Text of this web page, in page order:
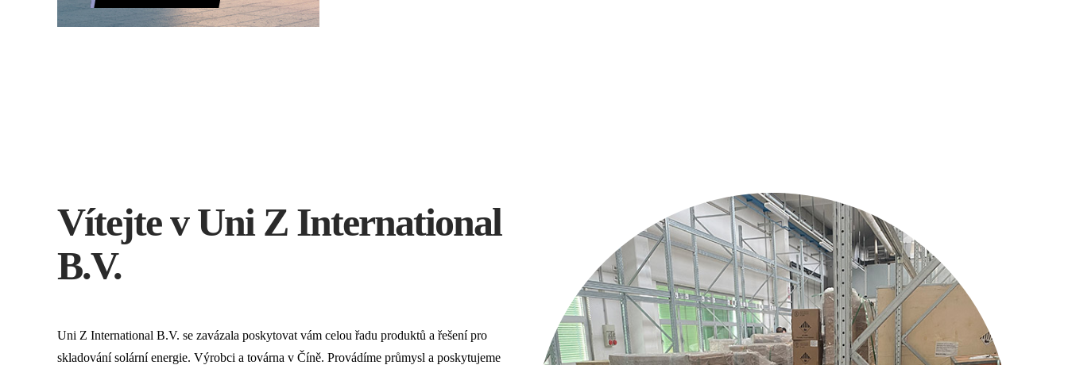
Vítejte v Uni Z International
B.V.
Uni Z International B.V. se zavázala poskytovat vám celou řadu produktů a řešení pro
skladování solární energie. Výrobci a továrna v Číně. Provádíme průmysl a poskytujeme